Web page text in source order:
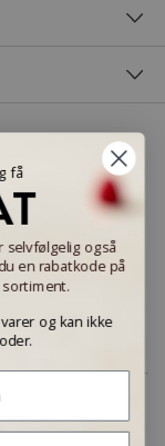
få
også
en rabatkode på
og kan ikke